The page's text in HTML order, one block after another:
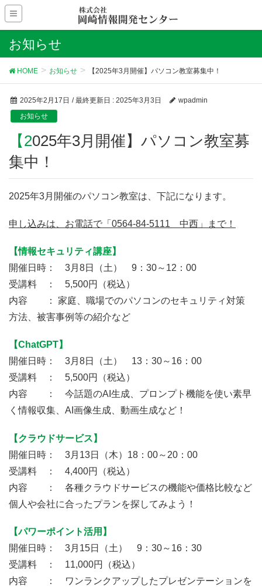
お知らせ
HOME お知らせ 【2025年3月開催】パソコン教室募集中！
2025年2月17日 / 最終更新日 : 2025年3月3日
wpadmin
お知らせ
【2025年3月開催】パソコン教室募
集中！
2025年3月開催のパソコン教室は、下記になります。
申し込みは、お電話で「0564-84-5111 中西」まで！
【情報セキュリティ講座】
開催日時： 3月8日（土） 9：30～12：00
受講料 ： 5,500円（税込）
内容 ： 家庭、職場でのパソコンのセキュリティ対策
方法、被害事例等の紹介など
【ChatGPT】
開催日時： 3月8日（土） 13：30～16：00
受講料 ： 5,500円（税込）
内容 ： 今話題のAI生成、プロンプト機能を使い素早
く情報収集、AI画像生成、動画生成など！
【クラウドサービス】
開催日時： 3月13日（木）18：00～20：00
受講料 ： 4,400円（税込）
内容 ： 各種クラウドサービスの機能や価格比較など
個人や会社に合ったプランを探してみよう！
【パワーポイント活用】
開催日時： 3月15日（土） 9：30～16：30
受講料 ： 11,000円（税込）
内容 ： ワンランクアップしたプレゼンテーションを